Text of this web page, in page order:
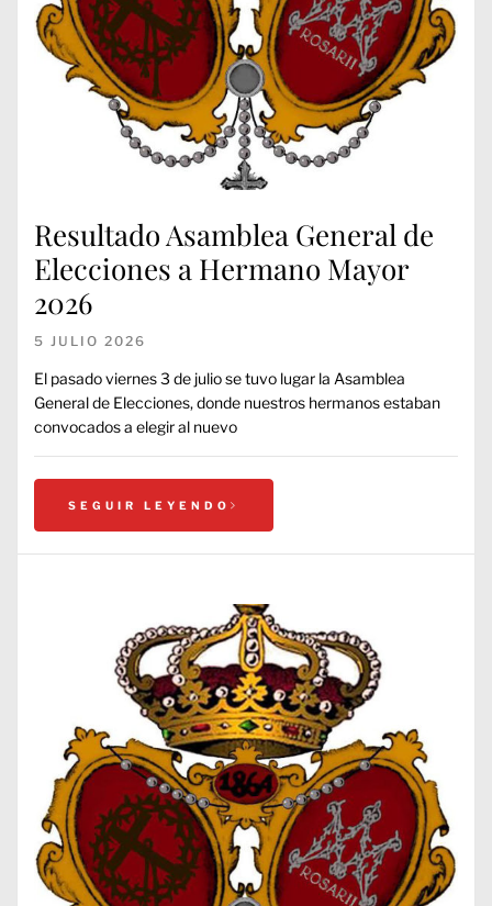
Resultado Asamblea General de
Elecciones a Hermano Mayor
2026
5 JULIO 2026
El pasado viernes 3 de julio se tuvo lugar la Asamblea
General de Elecciones, donde nuestros hermanos estaban
convocados a elegir al nuevo
SEGUIR LEYENDO